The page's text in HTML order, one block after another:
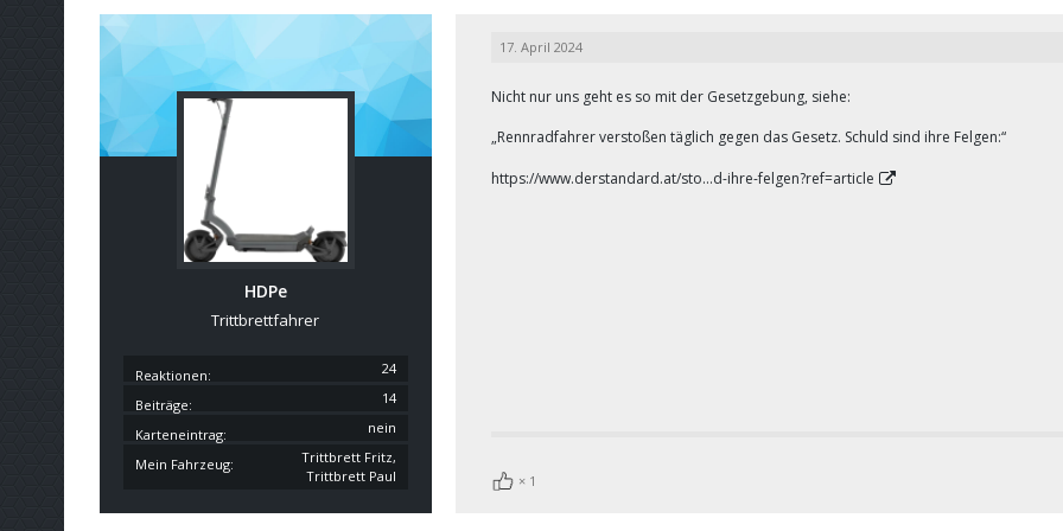
HDPe
Trittbrettfahrer
Reaktionen 24
Beiträge 14
Karteneintrag nein
Mein Fahrzeug
Trittbrett Fritz,
Trittbrett Paul
17. April 2024
Nicht nur uns geht es so mit der Gesetzgebung, siehe:
„Rennradfahrer verstoßen täglich gegen das Gesetz. Schuld sind ihre Felgen:“
https://www.derstandard.at/sto…d-ihre-felgen?ref=article
1